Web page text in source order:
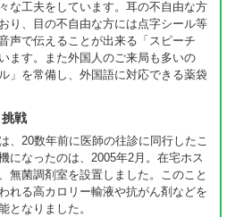
な工夫をしています。耳の不自由な方
り、目の不自由な方には点字シール等
声で伝えることが出来る「スピーチ
ます。また外国人のご来局も多いの
」を常備し、外国語に対応できる薬袋
戦
、20数年前に医師の往診に同行したこ
になったのは、2005年2月。在宅ホス
無菌調剤室を設置しました。このこと
れる高カロリー輸液や抗がん剤などを
となりました。